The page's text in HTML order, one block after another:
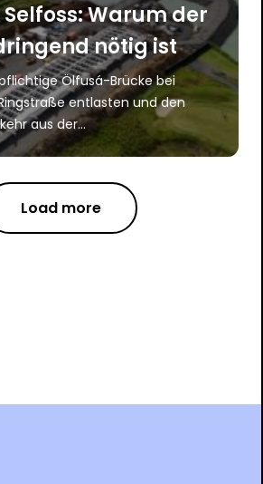
Warum der
nötig ist
Ölfusá-Brücke bei
entlasten und den
aus der...
Load more